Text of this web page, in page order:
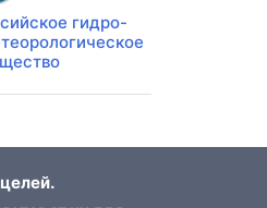
гидро-